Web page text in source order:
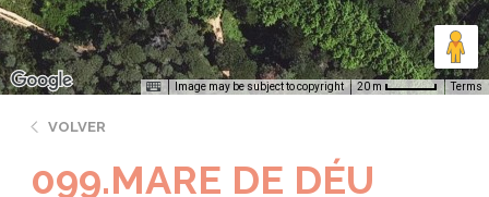
Image may be subject to copyright 20 m Terms
VOLVER
099.MARE DE DÉU